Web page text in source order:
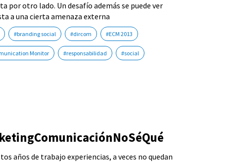
por otro lado. Un desafío además se puede ver
a una cierta amenaza externa
#branding social #dircom #ECM 2013
Monitor #responsabilidad #social
años de trabajo experiencias, a veces no quedan